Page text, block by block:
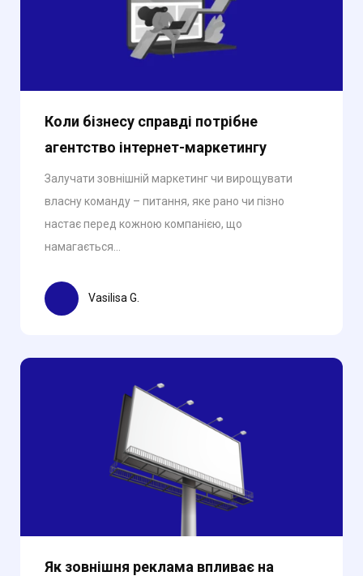
Коли бізнесу справді потрібне
агентство інтернет-маркетингу
Залучати зовнішній маркетинг чи вирощувати
власну команду – питання, яке рано чи пізно
настає перед кожною компанією, що
намагається...
Vasilisa G.
Як зовнішня реклама впливає на